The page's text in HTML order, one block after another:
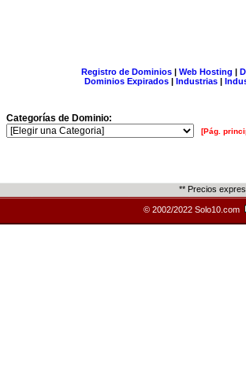
Registro de Dominios| Web Hosting |
Dominios Expirados | Industrias |
Categorías de Dominio:
[Pág.
** Precios
© 2002/2022 Solo10.com